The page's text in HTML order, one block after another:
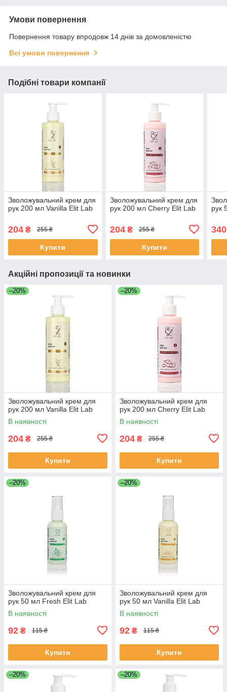
Умови повернення
Повернення товару впродовж 14 днів за домовленістю
Всі умови повернення
Подібні товари компанії
Зволожувальний крем для
рук 200 мл Vanilla Elit Lab
204 ₴ 255 ₴
Купити
Зволожувальний крем для
рук 200 мл Cherry Elit Lab
204₴ 255 ₴
Купити
рук
340
Акційні пропозиції та новинки
–20%
Зволожувальний крем для
рук 200 мл Vanilla Elit Lab
В наявності
204 ₴ 255 ₴
Купити
–20%
Зволожувальний крем для
рук 200 мл Cherry Elit Lab
В наявності
204 ₴ 255 ₴
Купити
–20%
Зволожувальний крем для
рук 50 мл Fresh Elit Lab
В наявності
92 ₴ 115 ₴
Купити
–20%
Зволожувальний крем для
рук 50 мл Vanilla Elit Lab
В наявності
92 ₴ 115 ₴
Купити
–20% –20%